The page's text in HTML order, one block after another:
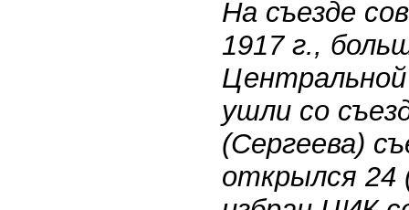
На съезде
1917 г.,
ушли со
(Сергеева)
открылся 24